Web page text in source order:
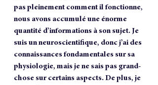
pas pleinement comment il fonctionne,
nous avons accumulé une énorme
quantité d’informations à son sujet. Je
suis un neuroscientifique, donc j’ai des
connaissances fondamentales sur sa
physiologie, mais je ne sais pas grand-
chose sur certains aspects. De plus, je